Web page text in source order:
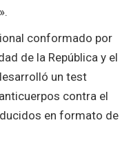
conformado por
de la República y el
un test
contra el
en formato de